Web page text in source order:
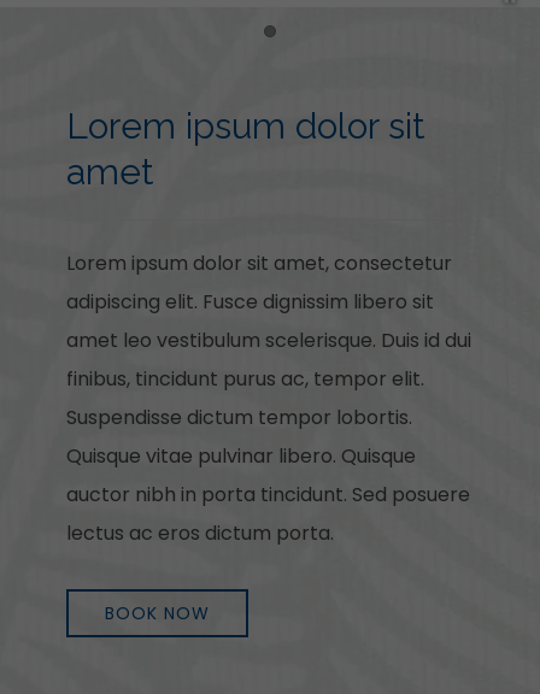
Lorem ipsum dolor sit
amet
Lorem ipsum dolor sit amet, consectetur
adipiscing elit. Fusce dignissim libero sit
amet leo vestibulum scelerisque. Duis id dui
finibus, tincidunt purus ac, tempor elit.
Suspendisse dictum tempor lobortis.
Quisque vitae pulvinar libero. Quisque
auctor nibh in porta tincidunt. Sed posuere
lectus ac eros dictum porta.
BOOK NOW